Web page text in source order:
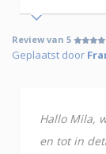
Review van 5
Geplaatst door
Hallo Mila,
en tot in